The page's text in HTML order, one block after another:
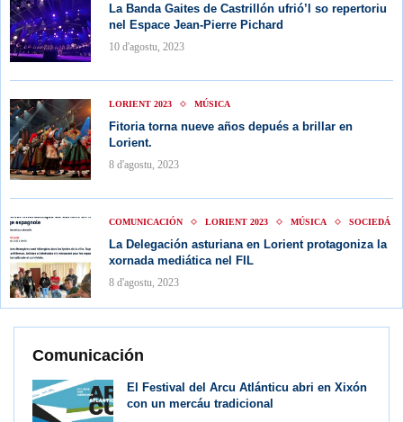
Comunicación
El Festival del Arcu Atlánticu abri en Xixón
con un mercáu tradicional
La Banda Gaites de Castrillón ufrió’l so repertoriu
nel Espace Jean-Pierre Pichard
10 d'agostu, 2023
LORIENT 2023 MÚSICA
Fitoria torna nueve años depués a brillar en
Lorient.
8 d'agostu, 2023
COMUNICACIÓN LORIENT 2023 MÚSICA SOCIEDÁ
La Delegación asturiana en Lorient protagoniza la
xornada mediática nel FIL
8 d'agostu, 2023